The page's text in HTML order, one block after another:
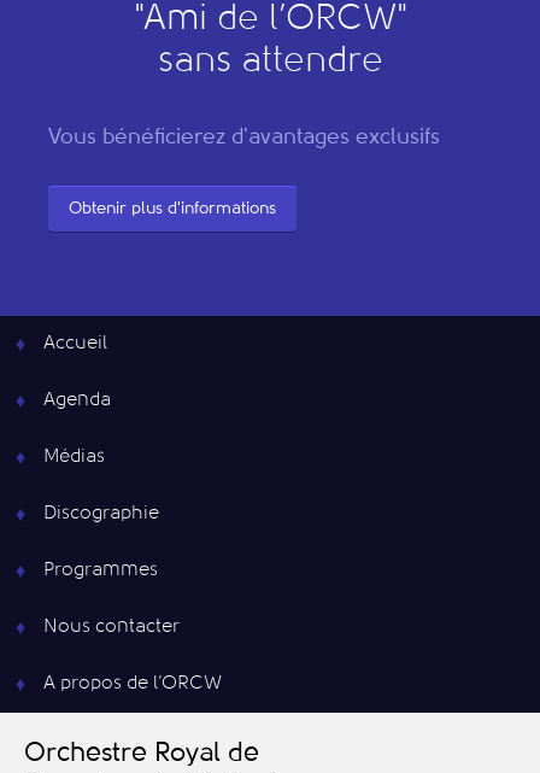
"Ami de l’ORCW"
sans attendre
Vous bénéficierez d'avantages exclusifs
Obtenir plus d'informations
Accueil
Agenda
Médias
Discographie
Programmes
Nous contacter
A propos de l’ORCW
Orchestre Royal de